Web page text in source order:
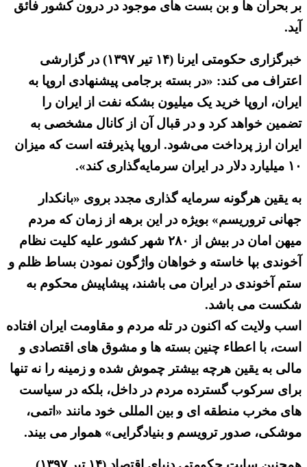
بر بحران ها و بن بست های موجود در درون کشور فائق
آید.
خبرگزاری حکومتی ایرنا (۱۴ تیر ۱۳۹۷) در گزارشی
اعتراف می کند: «در بسته برجامی پیشنهادی اروپا به
ایران، اروپا خرید یک میلیون بشکه نفت از ایران را
تضمین خواهد کرد و در قبال آن از کانال مشخصی به
ایران ارز پرداخت می‌شود. اروپا پذیرفته است که میزان
۱۰ میلیارد دلار در ایران سرمایه‌گذاری کند».
به یقین هرگونه سرمایه گذاری مجدد بروی «بانکدار
جهانی تروریسم» بویژه در این برهه از زمان که مردم
میهن امان در بیش از ۲۸۰ شهر کشور علیه کلیت نظام
آخوندی بپا خاسته و خواهان واژگون نمودن بساط ظلم و
ستم آخوندی در ایران می باشند، پیشاپیش محکوم به
شکست می باشد.
اسب ولایت که اکنون در تله مردم و مقاومت ایران افتاده
است، با اعطاء چنین بسته ها و مشوق های اقتصادی و
مالی به یقین هرچه بیشتر چموش شده و زمینه را نه تنها
برای سرکوب گسترده مردم در داخل، بلکه در سیاست
های مخرب منطقه ای و بین المللی خود مانند «اتمی،
موشکی، صدور ترویسم و بنیادگرایی» هموار می بیند.